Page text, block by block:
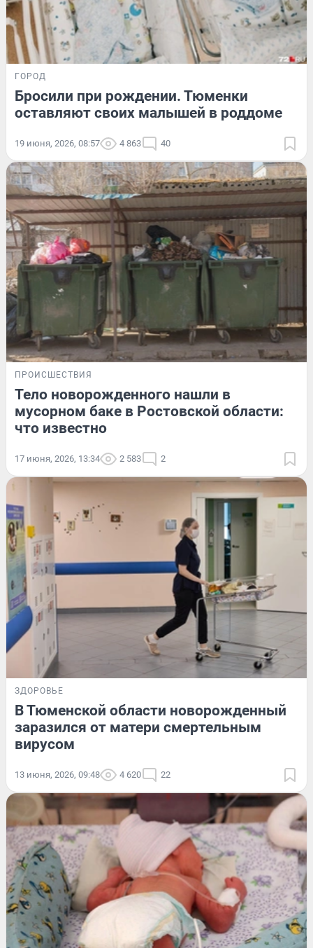
ГОРОД
Бросили при рождении. Тюменки
оставляют своих малышей в роддоме
19 июня, 2026, 08:57 4 863 40
ПРОИСШЕСТВИЯ
Тело новорожденного нашли в
мусорном баке в Ростовской области:
что известно
17 июня, 2026, 13:34 2 583 2
ЗДОРОВЬЕ
В Тюменской области новорожденный
заразился от матери смертельным
вирусом
13 июня, 2026, 09:48 4 620 22